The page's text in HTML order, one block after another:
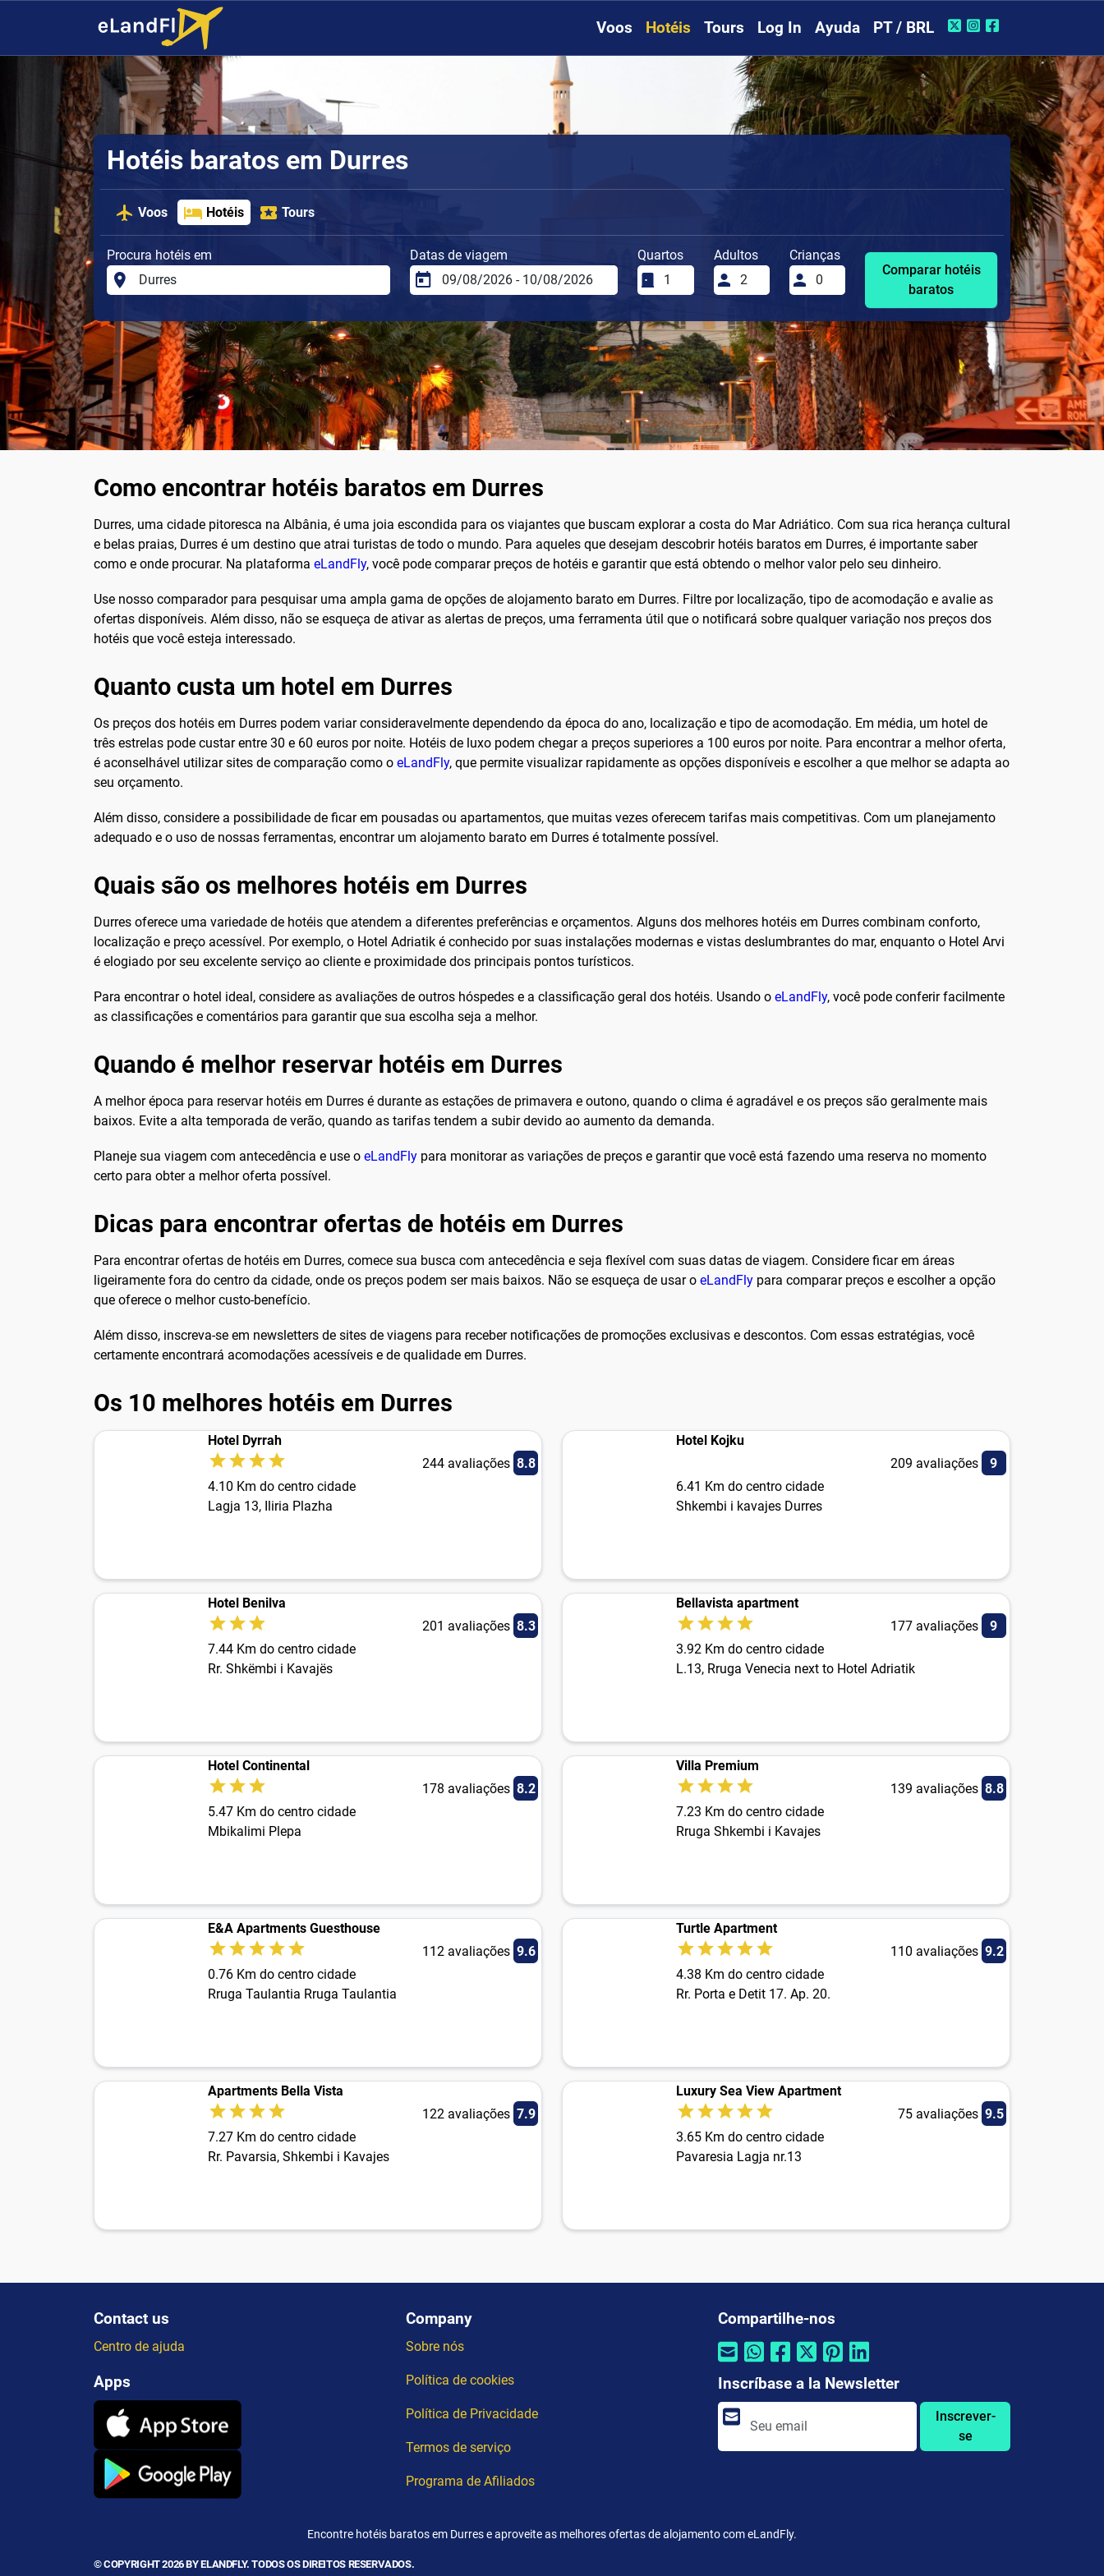
Voos Hotéis Tours Log In Ayuda PT / BRL
Hotéis baratos em Durres
Voos Hotéis Tours
Procura hotéis em Datas de viagem Quartos Adultos
Crianças
Comparar hotéis
baratos
Como encontrar hotéis baratos em Durres
Durres, uma cidade pitoresca na Albânia, é uma joia escondida para os viajantes que buscam explorar a costa do Mar Adriático. Com sua rica herança cultural
e belas praias, Durres é um destino que atrai turistas de todo o mundo. Para aqueles que desejam descobrir hotéis baratos em Durres, é importante saber
como e onde procurar. Na plataforma eLandFly, você pode comparar preços de hotéis e garantir que está obtendo o melhor valor pelo seu dinheiro.
Use nosso comparador para pesquisar uma ampla gama de opções de alojamento barato em Durres. Filtre por localização, tipo de acomodação e avalie as
ofertas disponíveis. Além disso, não se esqueça de ativar as alertas de preços, uma ferramenta útil que o notificará sobre qualquer variação nos preços dos
hotéis que você esteja interessado.
Quanto custa um hotel em Durres
Os preços dos hotéis em Durres podem variar consideravelmente dependendo da época do ano, localização e tipo de acomodação. Em média, um hotel de
três estrelas pode custar entre 30 e 60 euros por noite. Hotéis de luxo podem chegar a preços superiores a 100 euros por noite. Para encontrar a melhor oferta,
é aconselhável utilizar sites de comparação como o eLandFly, que permite visualizar rapidamente as opções disponíveis e escolher a que melhor se adapta ao
seu orçamento.
Além disso, considere a possibilidade de ficar em pousadas ou apartamentos, que muitas vezes oferecem tarifas mais competitivas. Com um planejamento
adequado e o uso de nossas ferramentas, encontrar um alojamento barato em Durres é totalmente possível.
Quais são os melhores hotéis em Durres
Durres oferece uma variedade de hotéis que atendem a diferentes preferências e orçamentos. Alguns dos melhores hotéis em Durres combinam conforto,
localização e preço acessível. Por exemplo, o Hotel Adriatik é conhecido por suas instalações modernas e vistas deslumbrantes do mar, enquanto o Hotel Arvi
é elogiado por seu excelente serviço ao cliente e proximidade dos principais pontos turísticos.
Para encontrar o hotel ideal, considere as avaliações de outros hóspedes e a classificação geral dos hotéis. Usando o eLandFly, você pode conferir facilmente
as classificações e comentários para garantir que sua escolha seja a melhor.
Quando é melhor reservar hotéis em Durres
A melhor época para reservar hotéis em Durres é durante as estações de primavera e outono, quando o clima é agradável e os preços são geralmente mais
baixos. Evite a alta temporada de verão, quando as tarifas tendem a subir devido ao aumento da demanda.
Planeje sua viagem com antecedência e use o eLandFly para monitorar as variações de preços e garantir que você está fazendo uma reserva no momento
certo para obter a melhor oferta possível.
Dicas para encontrar ofertas de hotéis em Durres
Para encontrar ofertas de hotéis em Durres, comece sua busca com antecedência e seja flexível com suas datas de viagem. Considere ficar em áreas
ligeiramente fora do centro da cidade, onde os preços podem ser mais baixos. Não se esqueça de usar o eLandFly para comparar preços e escolher a opção
que oferece o melhor custo-benefício.
Além disso, inscreva-se em newsletters de sites de viagens para receber notificações de promoções exclusivas e descontos. Com essas estratégias, você
certamente encontrará acomodações acessíveis e de qualidade em Durres.
Os 10 melhores hotéis em Durres
Hotel Dyrrah
244 avaliações 8.8
4.10 Km do centro cidade
Lagja 13, Iliria Plazha
Hotel Kojku
209 avaliações
9
6.41 Km do centro cidade
Shkembi i kavajes Durres
Hotel Benilva
201 avaliações 8.3
7.44 Km do centro cidade
Rr. Shkëmbi i Kavajës
Bellavista apartment
177 avaliações
9
3.92 Km do centro cidade
L.13, Rruga Venecia next to Hotel Adriatik
Hotel Continental
178 avaliações 8.2
5.47 Km do centro cidade
Mbikalimi Plepa
Villa Premium
139 avaliações 8.8
7.23 Km do centro cidade
Rruga Shkembi i Kavajes
E&A Apartments Guesthouse
112 avaliações 9.6
0.76 Km do centro cidade
Rruga Taulantia Rruga Taulantia
Turtle Apartment
110 avaliações 9.2
4.38 Km do centro cidade
Rr. Porta e Detit 17. Ap. 20.
Apartments Bella Vista
122 avaliações 7.9
7.27 Km do centro cidade
Rr. Pavarsia, Shkembi i Kavajes
Luxury Sea View Apartment
75 avaliações 9.5
3.65 Km do centro cidade
Pavaresia Lagja nr.13
Contact us
Centro de ajuda
Apps
Company
Sobre nós
Política de cookies
Política de Privacidade
Termos de serviço
Programa de Afiliados
Compartilhe-nos
Inscríbase a la Newsletter
Inscrever-
se
Encontre hotéis baratos em Durres e aproveite as melhores ofertas de alojamento com eLandFly.
© COPYRIGHT 2026 BY ELANDFLY. TODOS OS DIREITOS RESERVADOS.